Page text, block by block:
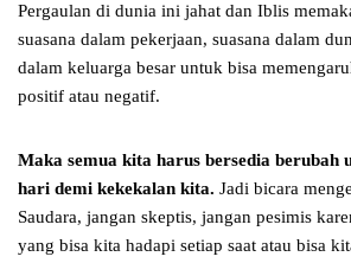
Pergaulan di dunia ini jahat dan Iblis
suasana dalam pekerjaan, suasana dalam
dalam keluarga besar untuk bisa
positif atau negatif.
Maka semua kita harus bersedia berubah
hari demi kekekalan kita. Jadi bicara
Saudara, jangan skeptis, jangan pesimis
yang bisa kita hadapi setiap saat atau bisa